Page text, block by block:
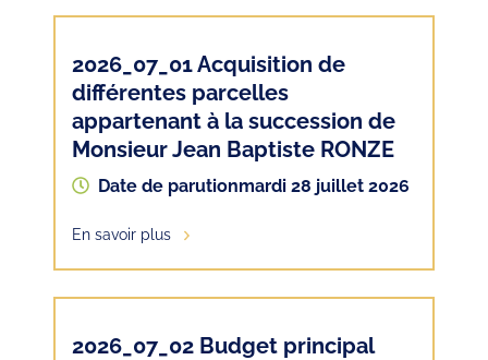
2026_07_01 Acquisition de
différentes parcelles
appartenant à la succession de
Monsieur Jean Baptiste RONZE
Date de parutionmardi 28 juillet 2026
En savoir plus
2026_07_02 Budget principal